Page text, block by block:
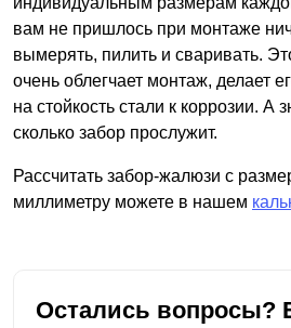
вам не пришлось при монтаже
вымерять, пилить и сваривать.
очень облегчает монтаж, делает
на стойкость стали к коррозии. А
сколько забор прослужит.
Рассчитать забор-жалюзи с
миллиметру можете в нашем
Остались вопросы?